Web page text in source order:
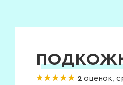
★★★★★
★★★★★ 2 оценок,